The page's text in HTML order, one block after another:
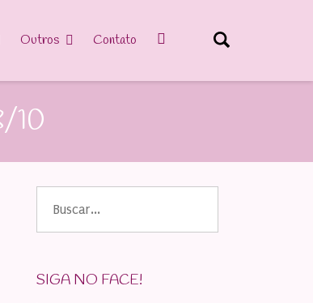
Outros Contato
10
por:
SIGA NO FACE!